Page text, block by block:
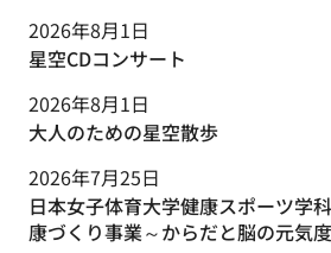
2026年8月1日
星空CDコンサート
2026年8月1日
大人のための星空散歩
2026年7月25日
日本女子体育大学健康スポーツ学
康づくり事業～からだと脳の元気